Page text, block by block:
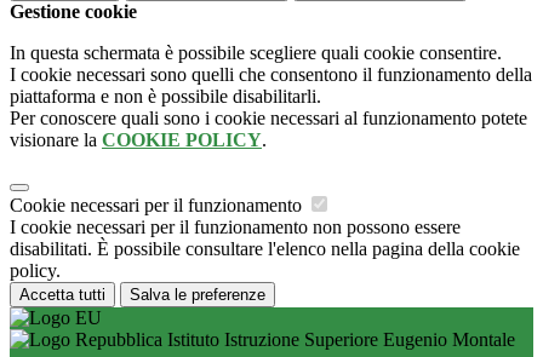
Gestione cookie
In questa schermata è possibile scegliere quali cookie consentire.
I cookie necessari sono quelli che consentono il funzionamento della
piattaforma e non è possibile disabilitarli.
Per conoscere quali sono i cookie necessari al funzionamento potete
visionare la COOKIE POLICY.
Cookie necessari per il funzionamento
I cookie necessari per il funzionamento non possono essere
disabilitati. È possibile consultare l'elenco nella pagina della cookie
policy.
Accetta tutti Salva le preferenze
Istituto Istruzione Superiore Eugenio Montale